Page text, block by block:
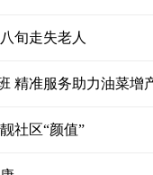
旬走失老人
精准服务助力油菜增
社区“颜值”